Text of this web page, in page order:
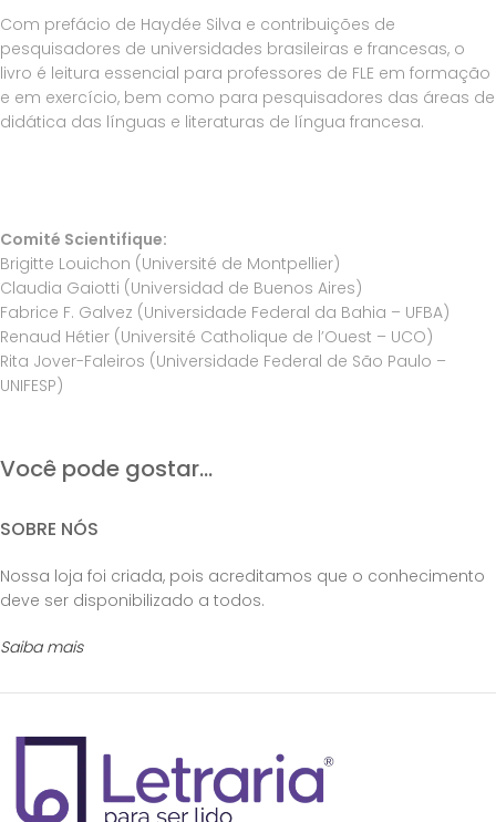
Com prefácio de Haydée Silva e contribuições de
pesquisadores de universidades brasileiras e francesas, o
livro é leitura essencial para professores de FLE em formação
e em exercício, bem como para pesquisadores das áreas de
didática das línguas e literaturas de língua francesa.
Comité Scientifique:
Brigitte Louichon (Université de Montpellier)
Claudia Gaiotti (Universidad de Buenos Aires)
Fabrice F. Galvez (Universidade Federal da Bahia – UFBA)
Renaud Hétier (Université Catholique de l’Ouest – UCO)
Rita Jover-Faleiros (Universidade Federal de São Paulo –
UNIFESP)
Você pode gostar...
SOBRE NÓS
Nossa loja foi criada, pois acreditamos que o conhecimento
deve ser disponibilizado a todos.
Saiba mais